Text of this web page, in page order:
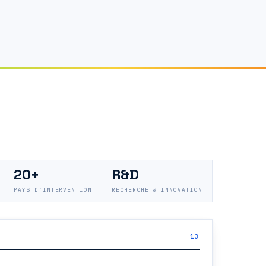
20+
PAYS D’INTERVENTION
R&D
RECHERCHE & INNOVATION
13
| Génie
de
— Accor
|
— usine